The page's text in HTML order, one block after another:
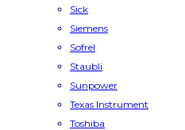
Sick
Siemens
Sofrel
Staubli
Sunpower
Texas Instrument
Toshiba